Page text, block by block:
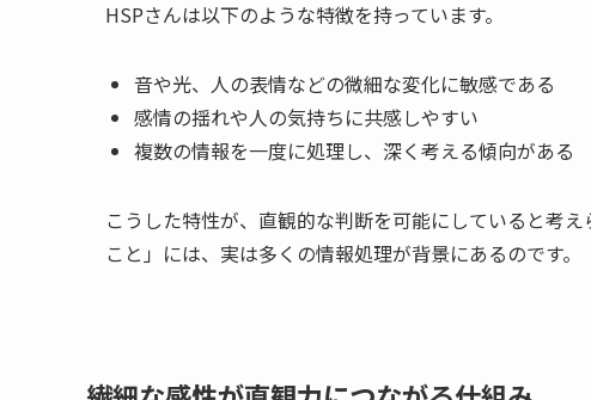
HSPさんは以下のような特徴を持っています。
音や光、人の表情などの微細な変化に敏感である
感情の揺れや人の気持ちに共感しやすい
複数の情報を一度に処理し、深く考える傾向がある
こうした特性が、直観的な判断を可能にしていると考
こと」には、実は多くの情報処理が背景にあるのです。